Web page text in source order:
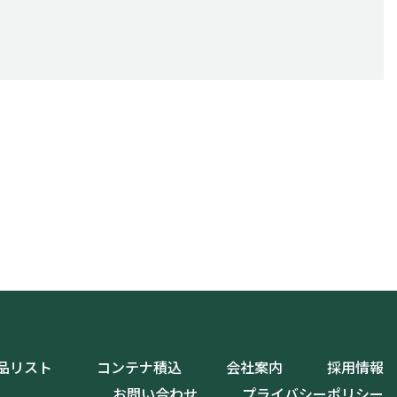
リスト コンテナ積込 会社案内
採用情報